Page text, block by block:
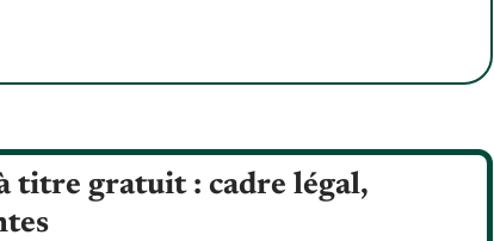
titre gratuit : cadre légal,